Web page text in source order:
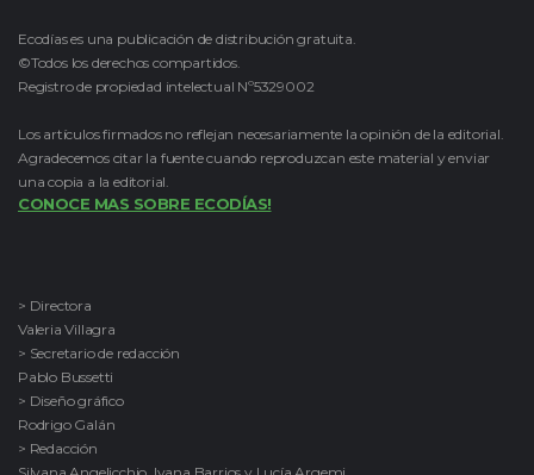
Ecodías es una publicación de distribución gratuita.
©Todos los derechos compartidos.
Registro de propiedad intelectual Nº5329002
Los artículos firmados no reflejan necesariamente la opinión de la editorial.
Agradecemos citar la fuente cuando reproduzcan este material y enviar
una copia a la editorial.
CONOCE MAS SOBRE ECODÍAS!
> Directora
Valeria Villagra
> Secretario de redacción
Pablo Bussetti
> Diseño gráfico
Rodrigo Galán
> Redacción